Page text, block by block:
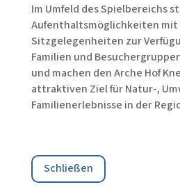
Im Umfeld des Spielbereichs
Aufenthaltsmöglichkeiten mit
Sitzgelegenheiten zur
Familien und
und machen den Arche Hof
attraktiven Ziel für Natur-,
Familienerlebnisse in der
Schließen